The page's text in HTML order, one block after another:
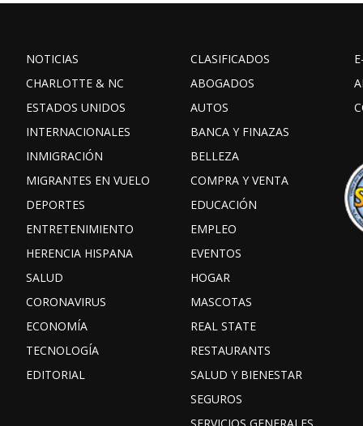
NOTICIAS
CHARLOTTE & NC
ESTADOS UNIDOS
INTERNACIONALES
INMIGRACIÓN
MIGRANTES EN VUELO
DEPORTES
ENTRETENIMIENTO
HERENCIA HISPANA
SALUD
CORONAVIRUS
ECONOMÍA
TECNOLOGÍA
EDITORIAL
CLASIFICADOS
ABOGADOS
AUTOS
BANCA Y FINAZAS
BELLEZA
COMPRA Y VENTA
EDUCACIÓN
EMPLEO
EVENTOS
HOGAR
MASCOTAS
REAL STATE
RESTAURANTS
SALUD Y BIENESTAR
SEGUROS